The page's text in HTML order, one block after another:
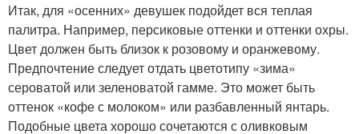
Итак, для «осенних» девушек подойдет вся теплая
палитра. Например, персиковые оттенки и оттенки охры.
Цвет должен быть близок к розовому и оранжевому.
Предпочтение следует отдать цветотипу «зима»
сероватой или зеленоватой гамме. Это может быть
оттенок «кофе с молоком» или разбавленный янтарь.
Подобные цвета хорошо сочетаются с оливковым